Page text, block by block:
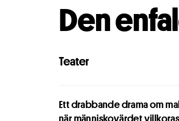
Den
Teater
Ett drabbande drama om